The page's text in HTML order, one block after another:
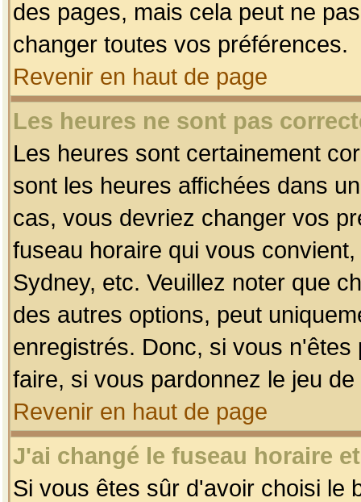
des pages, mais cela peut ne
changer toutes vos préférences.
Revenir en haut de page
Les heures ne sont pas
Les heures sont certainement
sont les heures affichées dans
cas, vous devriez changer vos
fuseau horaire qui vous
Sydney, etc. Veuillez noter que
des autres options, peut
enregistrés. Donc, si vous
faire, si vous pardonnez le jeu
Revenir en haut de page
J'ai changé le fuseau horaire
Si vous êtes sûr d'avoir choisi le